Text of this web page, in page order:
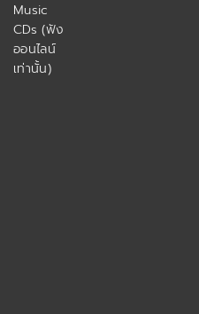
Music
CDs (ฟัง
ออนไลน์
เท่านั้น)